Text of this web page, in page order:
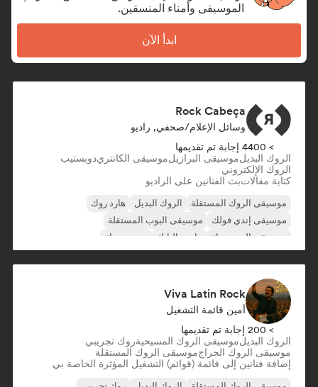
الموسيقى وأمناء المنسقين.
ابدأ الآن
Rock Cabeça
وسائل الإعلام/صحفي, راديو
> 4400 إجابة تم تقديمها
الروك البديلموسيقى البرازيلموسيقى الكانتريدوبستيب
الروك الإلكتروني
كتابة مقالاتبث الفنانين على الراديو
موسيقى الروك المستقلة الروك البديل
هارد روك
موسيقى إندي فولك
موسيقى البوب المستقلة
موسيقى البوب روك
ما بعد البانك بوست روك
Viva Latin Rock
أمين قائمة التشغيل
> 200 إجابة تم تقديمها
الروك البديلموسيقى الروك المسيحيةروك تجريبي
موسيقى الروك الجراجموسيقى الروك المستقلة
إضافة فنانين إلى قائمة (قوائم) التشغيل المؤثرة الخاصة بي